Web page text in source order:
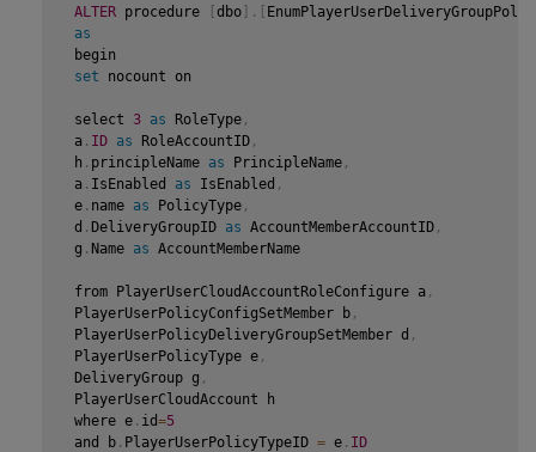
ALTER procedure [dbo] . [
as
begin
set nocount on
select 3 as RoleType ,
a . ID as RoleAccountID ,
h . principleName as PrincipleName ,
a . IsEnabled as IsEnabled ,
e . name as PolicyType ,
d . DeliveryGroupID as AccountMemberAccountID ,
g . Name as AccountMemberName
from PlayerUserCloudAccountRoleConfigure a ,
PlayerUserPolicyConfigSetMember b ,
PlayerUserPolicyDeliveryGroupSetMember d ,
PlayerUserPolicyType e ,
DeliveryGroup g ,
PlayerUserCloudAccount h
where e . id=5
and b . PlayerUserPolicyTypeID = e . ID